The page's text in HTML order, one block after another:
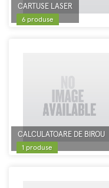
CARTUSE LASER
6 produse
CALCULATOARE DE BIROU
1 produse